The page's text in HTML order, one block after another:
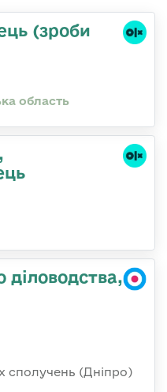
(зроби
область
діловодства,
сполучень (Дніпро)